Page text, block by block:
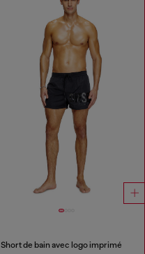
Short de bain avec logo imprimé